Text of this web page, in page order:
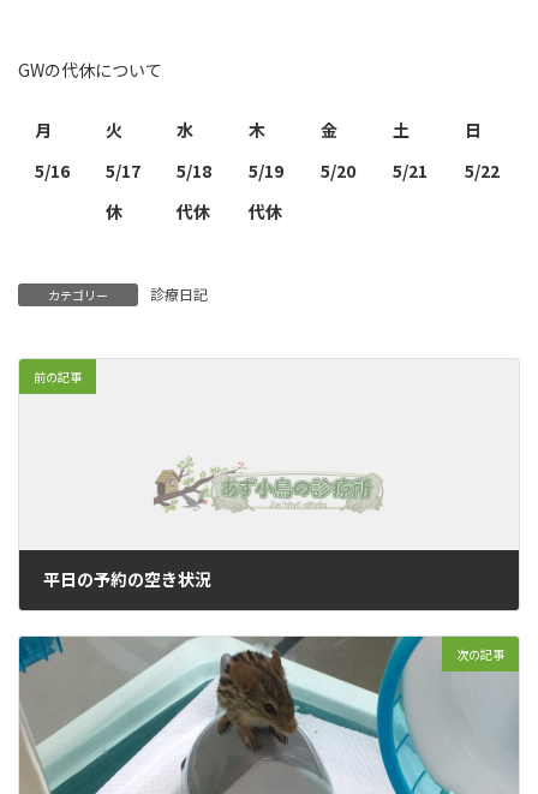
GWの代休について
月 火 水 木 金 土
日
5/16
5/17 5/18 5/19 5/20 5/21
5/22
休
代休 代休
カテゴリー 診療日記
前の記事
平日の予約の空き状況
次の記事